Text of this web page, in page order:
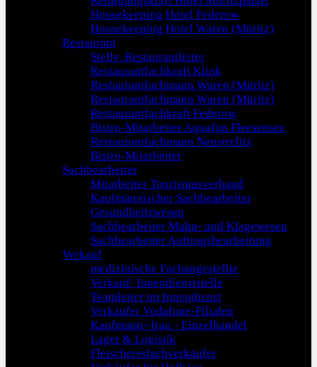
Housekeeping Hotel Federow
Housekeeping Hotel Waren (Müritz)
Restaurant
Stellv. Restaurantleiter
Restaurantfachkraft Klink
Restaurantfachmann Waren (Müritz)
Restaurantfachmann Waren (Müritz)
Restaurantfachkraft Federow
Bistro-Mitarbeiter Aquafun Fleesensee
Restaurantfachmann Neustrelitz
Bistro-Mitarbeiter
Sachbearbeiter
Mitarbeiter Tourismusverband
Kaufmännischer Sachbearbeiter
Gesundheitswesen
Sachbearbeiter Mahn- und Klagewesen
Sachbearbeiter Auftragsbearbeitung
Verkauf
medizinische Fachangestellte
Verkauf/ Innendienststelle
Teamleiter im Innendienst
Verkäufer Vodafone-Filialen
Kaufmann/-frau - Einzelhandel
Lager & Logistik
Fleischereifachverkäufer